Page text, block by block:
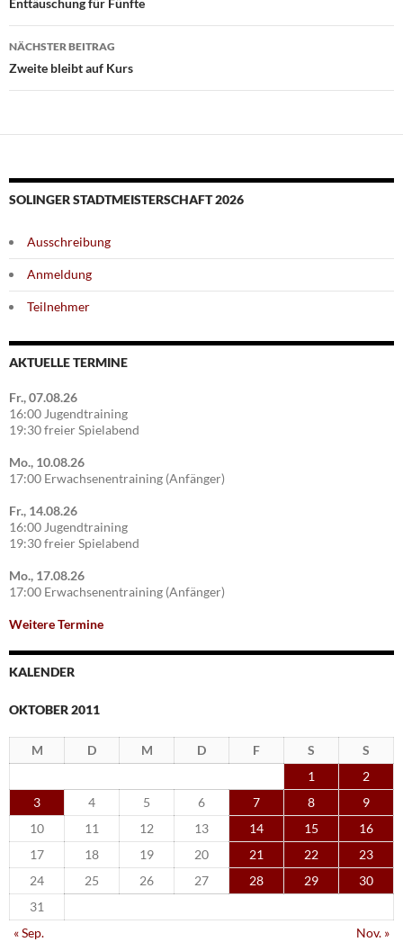
Enttäuschung für Fünfte
NÄCHSTER BEITRAG
Zweite bleibt auf Kurs
SOLINGER STADTMEISTERSCHAFT 2026
Ausschreibung
Anmeldung
Teilnehmer
AKTUELLE TERMINE
Fr., 07.08.26
16:00 Jugendtraining
19:30 freier Spielabend
Mo., 10.08.26
17:00 Erwachsenentraining (Anfänger)
Fr., 14.08.26
16:00 Jugendtraining
19:30 freier Spielabend
Mo., 17.08.26
17:00 Erwachsenentraining (Anfänger)
Weitere Termine
KALENDER
OKTOBER 2011
M D M D F S
S
1
2
3
4 5 6 7 8
9
10
11 12 13 14 15
16
17
18 19 20 21 22
23
24
25 26 27 28 29
30
31
« Sep.
Nov. »